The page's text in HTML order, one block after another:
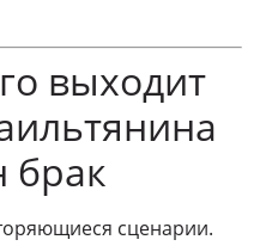
выходит
брак
сценарии.